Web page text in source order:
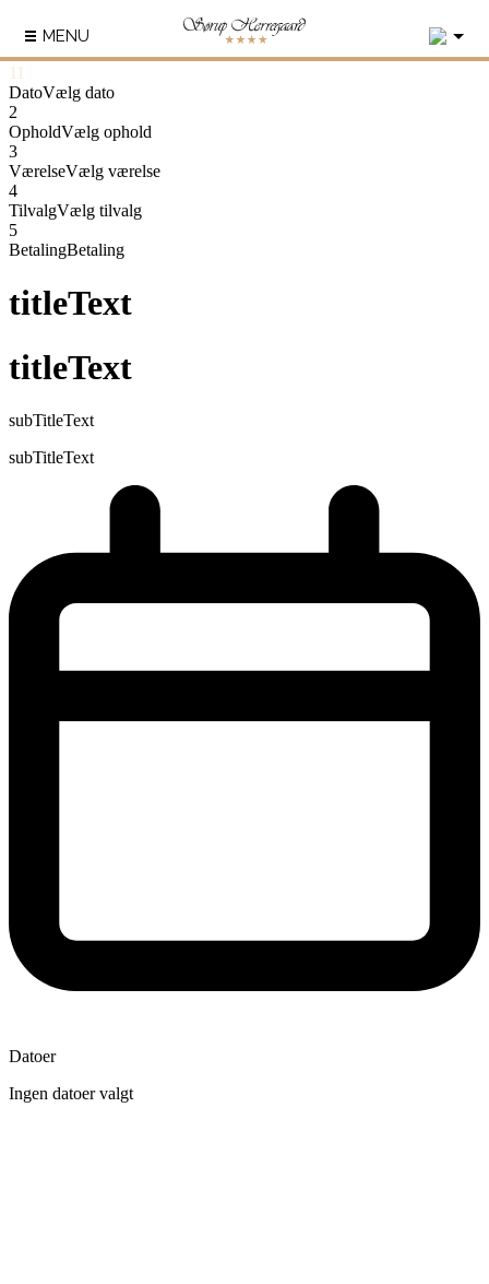
MENU
4
1 1
DatoVælg dato
2
OpholdVælg ophold
3
VærelseVælg værelse
4
TilvalgVælg tilvalg
5
BetalingBetaling
titleText
titleText
subTitleText
subTitleText
Datoer
Ingen datoer valgt